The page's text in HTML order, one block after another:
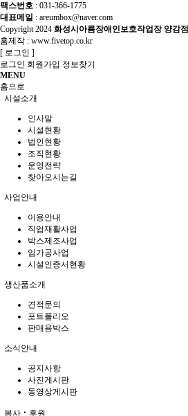
팩스번호 : 031-366-1775
대표메일 : areumbox@naver.com
Copyright2024 화성시아름장애인보호작업장 양감점
홈제작 : www.fivetop.co.kr
[ 로그인 ]
로그인 회원가입 정보찾기
MENU
홈으로
시설소개
인사말
시설현황
법인현황
조직현황
운영전략
찾아오시는길
사업안내
이용안내
직업재활사업
박스제조사업
임가공사업
시설인증서현황
생산품소개
견적문의
포트폴리오
판매용박스
소식안내
공지사항
사진게시판
동영상게시판
봉사‧후원